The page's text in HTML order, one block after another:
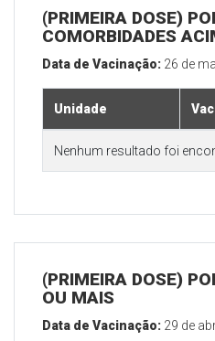
(PRIMEIRA DOSE)
COMORBIDADES
Data de Vacinação: 26 de
Unidade
Nenhum resultado foi
(PRIMEIRA DOSE)
OU MAIS
Data de Vacinação: 29 de